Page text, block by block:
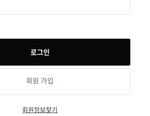
회원 가입
회원정보찾기